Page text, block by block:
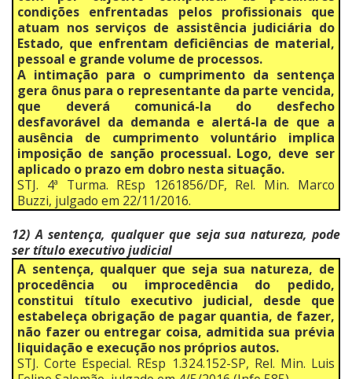
condições enfrentadas pelos profissionais que
atuam nos serviços de assistência judiciária do
Estado, que enfrentam deficiências de material,
pessoal e grande volume de processos.
A intimação para o cumprimento da sentença
gera ônus para o representante da parte vencida,
que deverá comunicá-la do desfecho
desfavorável da demanda e alertá-la de que a
ausência de cumprimento voluntário implica
imposição de sanção processual. Logo, deve ser
aplicado o prazo em dobro nesta situação.
STJ. 4ª Turma. REsp 1261856/DF, Rel. Min. Marco
Buzzi, julgado em 22/11/2016.
12) A sentença, qualquer que seja sua natureza, pode
ser título executivo judicial
A sentença, qualquer que seja sua natureza, de
procedência ou improcedência do pedido,
constitui título executivo judicial, desde que
estabeleça obrigação de pagar quantia, de fazer,
não fazer ou entregar coisa, admitida sua prévia
liquidação e execução nos próprios autos.
STJ. Corte Especial. REsp 1.324.152-SP, Rel. Min. Luis